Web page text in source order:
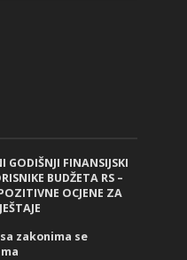
GODIŠNJI FINANSIJSKI
BUDŽETA RS –
OCJENE ZA
zakonima se